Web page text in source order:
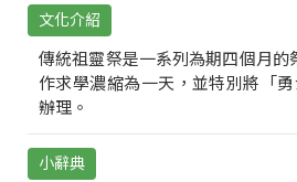
文化介紹
傳統祖靈祭是一系列為期四個月的
作求學濃縮為一天，並特別將「
辦理。
小辭典